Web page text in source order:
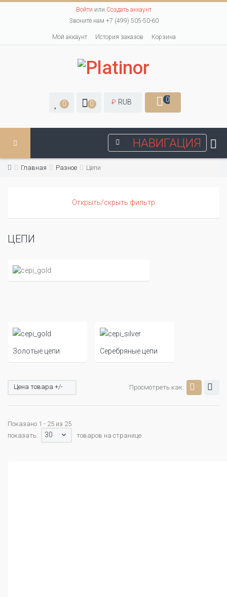
Войти или Создать аккаунт
Звоните нам +7 (499) 505-50-60
Мой аккаунт История заказов Корзина
0 0 ₽ RUB 0
НАВИГАЦИЯ
Главная Разное Цепи
Открыть/скрыть фильтр
ЦЕПИ
Золотые цепи Серебряные цепи
Просмотреть как:
Цена товара +/-
Показано 1 - 25 из 25
показать:
30 товаров на странице